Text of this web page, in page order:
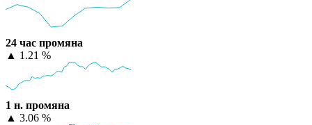
24 час промяна
▲ 1.21 %
1 н. промяна
▲ 3.06 %